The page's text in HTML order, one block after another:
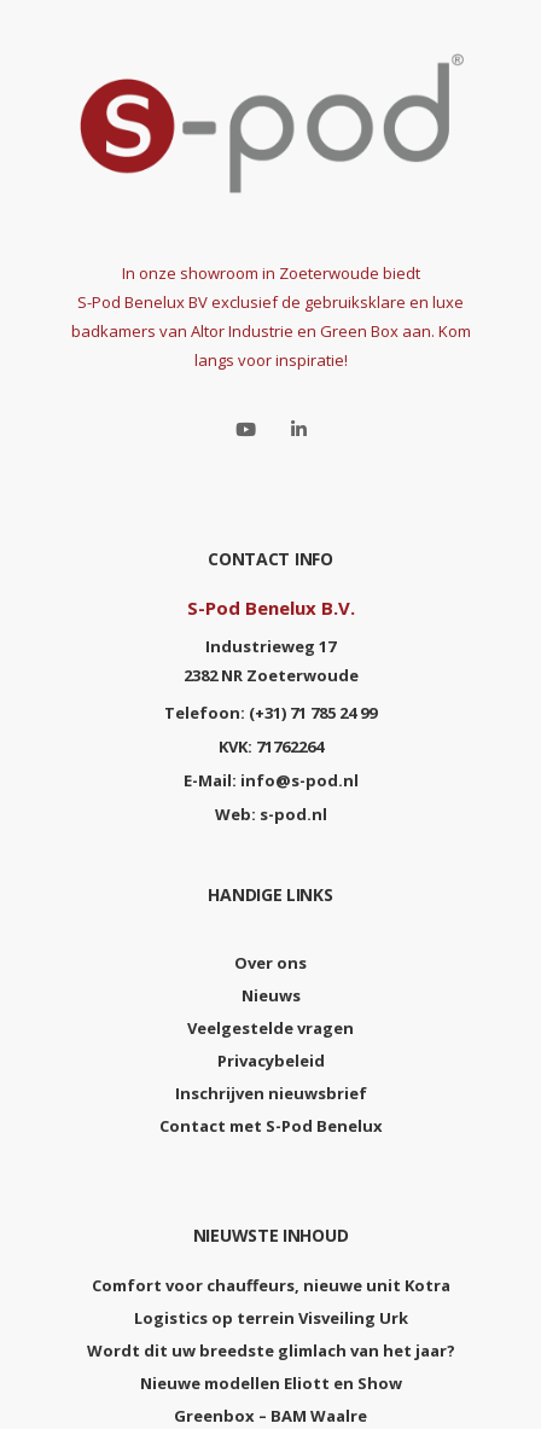
In onze showroom in Zoeterwoude biedt
S-Pod Benelux BVexclusief de gebruiksklare en luxe
badkamers van Altor Industrie en Green Box aan. Kom
langs voor inspiratie!
CONTACT INFO
S-Pod Benelux B.V.
Industrieweg 17
2382 NR Zoeterwoude
Telefoon: (+31) 71 785 24 99
KVK: 71762264
E-Mail: info@s-pod.nl
Web: s-pod.nl
HANDIGE LINKS
Over ons
Nieuws
Veelgestelde vragen
Privacybeleid
Inschrijven nieuwsbrief
Contact met S-Pod Benelux
NIEUWSTE INHOUD
Comfort voor chauffeurs, nieuwe unit Kotra
Logistics op terrein Visveiling Urk
Wordt dit uw breedste glimlach van het jaar?
Nieuwe modellen Eliott en Show
Greenbox – BAM Waalre